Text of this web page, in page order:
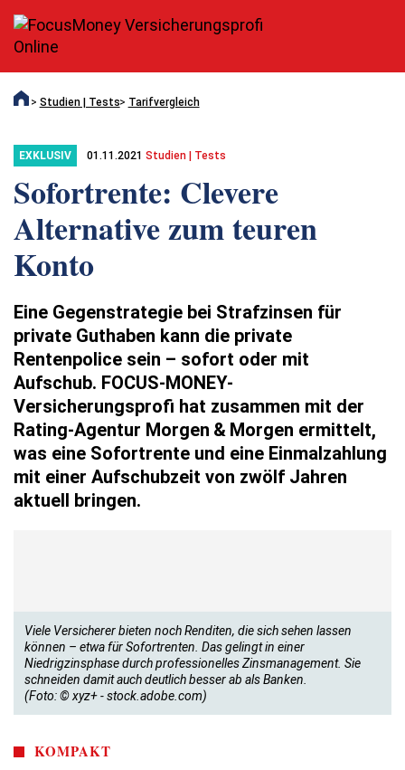
Studien | Tests Tarifvergleich
EXKLUSIV 01.11.2021 Studien | Tests
Sofortrente: Clevere
Alternative zum teuren
Konto
Eine Gegenstrategie bei Strafzinsen für
private Guthaben kann die private
Rentenpolice sein – sofort oder mit
Aufschub. FOCUS-MONEY-
Versicherungsprofi hat zusammen mit der
Rating-Agentur Morgen & Morgen ermittelt,
was eine Sofortrente und eine Einmalzahlung
mit einer Aufschubzeit von zwölf Jahren
aktuell bringen.
Viele Versicherer bieten noch Renditen, die sich sehen lassen
können – etwa für Sofortrenten. Das gelingt in einer
Niedrigzinsphase durch professionelles Zinsmanagement. Sie
schneiden damit auch deutlich besser ab als Banken.
(Foto: © xyz+ - stock.adobe.com)
KOMPAKT